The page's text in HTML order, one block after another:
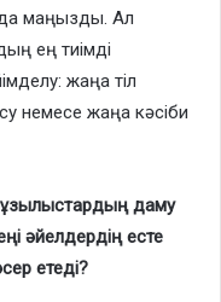
маңызды. Ал
ең тиімді
жаңа тіл
немесе жаңа кәсіби
даму
әйелдердің есте
етеді?